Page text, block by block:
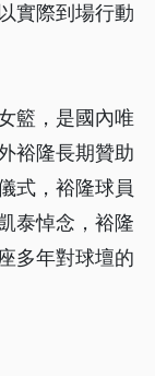
實際到場行動
籃，是國內唯
裕隆長期贊助
式，裕隆球員
泰悼念，裕隆
多年對球壇的